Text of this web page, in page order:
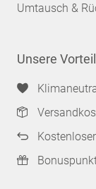
Umtausch &
Unsere